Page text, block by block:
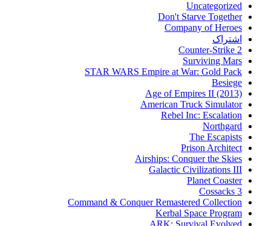
Uncategorized
Don't Starve Together
Company of Heroes
اشتراک
Counter-Strike 2
Surviving Mars
STAR WARS Empire at War: Gold Pack
Besiege
Age of Empires II (2013)
American Truck Simulator
Rebel Inc: Escalation
Northgard
The Escapists
Prison Architect
Airships: Conquer the Skies
Galactic Civilizations III
Planet Coaster
Cossacks 3
Command & Conquer Remastered Collection
Kerbal Space Program
ARK: Survival Evolved